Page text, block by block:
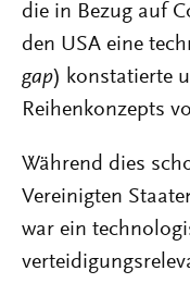
die in Bezug auf
den USA eine
gap) konstatierte
Reihenkonzepts
Während dies
Vereinigten
war ein